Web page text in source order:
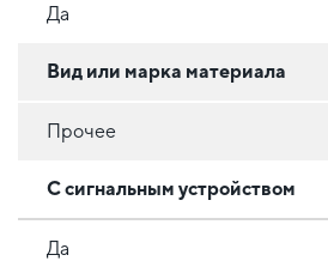
Да
Вид или марка материала
Прочее
С сигнальным устройством
Да